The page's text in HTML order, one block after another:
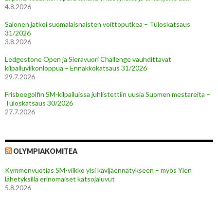
4.8.2026
Salonen jatkoi suomalaisnaisten voittoputkea – Tuloskatsaus
31/2026
3.8.2026
Ledgestone Open ja Sieravuori Challenge vauhdittavat
kilpailuviikonloppua – Ennakkokatsaus 31/2026
29.7.2026
Frisbeegolfin SM-kilpailuissa juhlistettiin uusia Suomen mestareita –
Tuloskatsaus 30/2026
27.7.2026
OLYMPIAKOMITEA
Kymmenvuotias SM-viikko ylsi kävijäennätykseen – myös Ylen
lähetyksillä erinomaiset katsojaluvut
5.8.2026